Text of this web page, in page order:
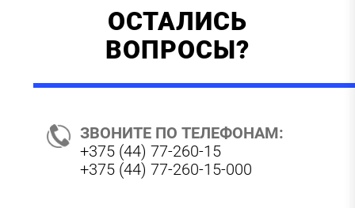
ОСТАЛИСЬ
ВОПРОСЫ?
ЗВОНИТЕ ПО ТЕЛЕФОНАМ:
+375 (44) 77-260-15
+375 (44) 77-260-15-000